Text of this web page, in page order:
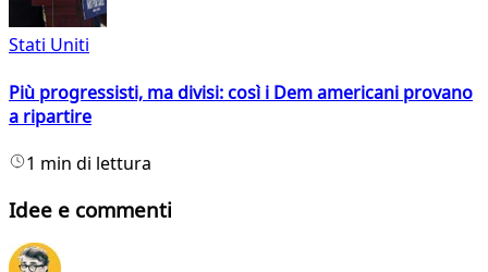
Stati Uniti
Più progressisti, ma divisi: così i Dem americani provano
a ripartire
1 min di lettura
Idee e commenti